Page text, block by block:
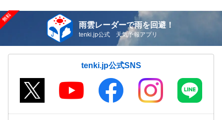
雨雲レーダーで雨を回避！
tenki.jp公式 天気予報アプリ
tenki.jp公式SNS